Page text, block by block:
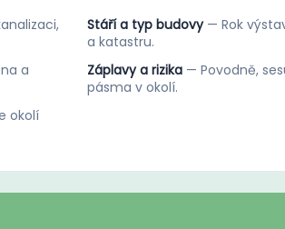
Stáří a typ budovy — Rok
a katastru.
a
Záplavy a rizika — Povodně,
pásma v okolí.
okolí